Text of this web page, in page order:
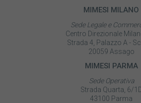
MIMESI MILANO
Sede Legale e
Centro Direzionale
Strada 4, Palazzo A -
20059 Assago
MIMESI PARMA
Sede Operativa
Strada Quarta, 6/
43100 Parma